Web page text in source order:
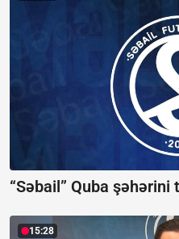
“Səbail” Quba
15:28